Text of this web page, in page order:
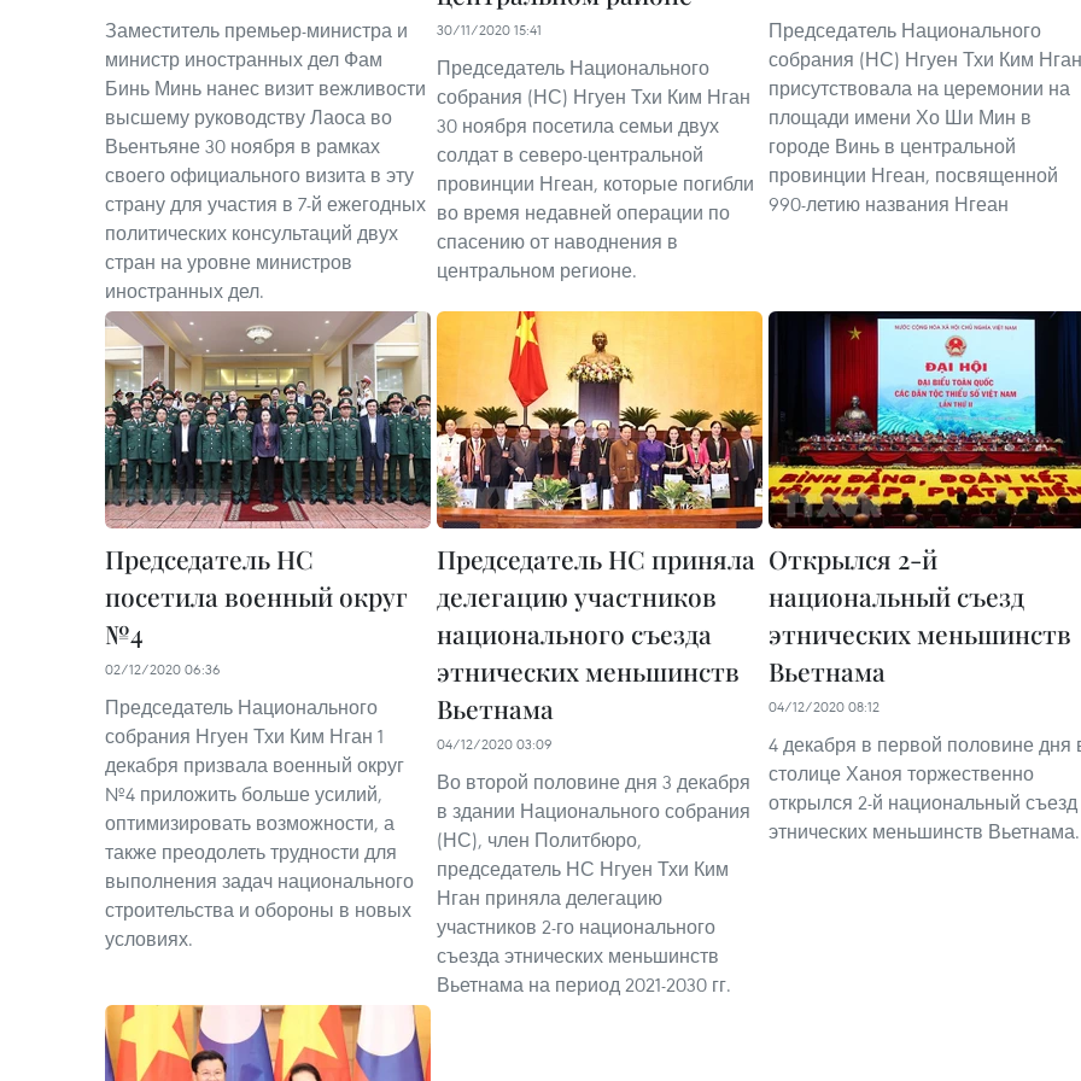
Заместитель премьер-министра и
министр иностранных дел Фам
Бинь Минь нанес визит вежливости
высшему руководству Лаоса во
Вьентьяне 30 ноября в рамках
своего официального визита в эту
страну для участия в 7-й ежегодных
политических консультаций двух
стран на уровне министров
иностранных дел.
30/11/2020 15:41
Председатель Национального
собрания (НС) Нгуен Тхи Ким Нган
30 ноября посетила семьи двух
солдат в северо-центральной
провинции Нгеан, которые погибли
во время недавней операции по
спасению от наводнения в
центральном регионе.
Председатель Национального
собрания (НС) Нгуен Тхи Ким Нган
присутствовала на церемонии на
площади имени Хо Ши Мин в
городе Винь в центральной
провинции Нгеан, посвященной
990-летию названия Нгеан
Председатель НС
посетила военный округ
№4
02/12/2020 06:36
Председатель Национального
собрания Нгуен Тхи Ким Нган 1
декабря призвала военный округ
№4 приложить больше усилий,
оптимизировать возможности, а
также преодолеть трудности для
выполнения задач национального
строительства и обороны в новых
условиях.
Председатель НС приняла
делегацию участников
национального съезда
этнических меньшинств
Вьетнама
04/12/2020 03:09
Во второй половине дня 3 декабря
в здании Национального собрания
(НС), член Политбюро,
председатель НС Нгуен Тхи Ким
Нган приняла делегацию
участников 2-го национального
съезда этнических меньшинств
Вьетнама на период 2021-2030 гг.
Открылся 2-й
национальный съезд
этнических меньшинств
Вьетнама
04/12/2020 08:12
4 декабря в первой половине дня
столице Ханоя торжественно
открылся 2-й национальный съезд
этнических меньшинств Вьетнама.